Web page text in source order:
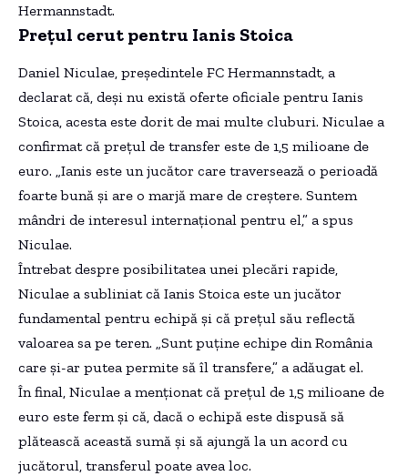
Hermannstadt.
Prețul cerut pentru Ianis Stoica
Daniel Niculae, președintele FC Hermannstadt, a
declarat că, deși nu există oferte oficiale pentru Ianis
Stoica, acesta este dorit de mai multe cluburi. Niculae a
confirmat că prețul de transfer este de 1,5 milioane de
euro. „Ianis este un jucător care traversează o perioadă
foarte bună și are o marjă mare de creștere. Suntem
mândri de interesul internațional pentru el,” a spus
Niculae.
Întrebat despre posibilitatea unei plecări rapide,
Niculae a subliniat că Ianis Stoica este un jucător
fundamental pentru echipă și că prețul său reflectă
valoarea sa pe teren. „Sunt puține echipe din România
care și-ar putea permite să îl transfere,” a adăugat el.
În final, Niculae a menționat că prețul de 1,5 milioane de
euro este ferm și că, dacă o echipă este dispusă să
plătească această sumă și să ajungă la un acord cu
jucătorul, transferul poate avea loc.